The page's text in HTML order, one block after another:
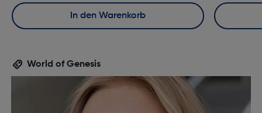
In den Warenkorb
World of Genesis